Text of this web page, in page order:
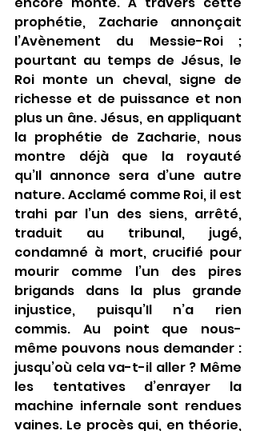
prophétie, Zacharie annonçait
l’Avènement du Messie-Roi ;
pourtant au temps de Jésus, le
Roi monte un cheval, signe de
richesse et de puissance et non
plus un âne. Jésus, en appliquant
la prophétie de Zacharie, nous
montre déjà que la royauté
qu’Il annonce sera d’une autre
nature. Acclamé comme Roi, il est
trahi par l’un des siens, arrêté,
traduit au tribunal, jugé,
condamné à mort, crucifié pour
mourir comme l’un des pires
brigands dans la plus grande
injustice, puisqu’Il n’a rien
commis. Au point que nous-
même pouvons nous demander :
jusqu’où cela va-t-il aller ? Même
les tentatives d’enrayer la
machine infernale sont rendues
vaines. Le procès qui, en théorie,